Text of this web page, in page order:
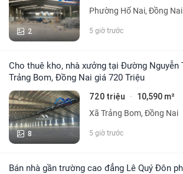
2
Phường Hố Nai, Đồng Nai
5 giờ trước
Cho thuê kho, nhà xưởng tại Đường Nguyễn Trãi, Trảng Bom,
Trảng Bom, Đồng Nai giá 720 Triệu
8
720 triệu · 10,590 m²
Xã Trảng Bom, Đồng Nai
5 giờ trước
Bán nhà gần trường cao đẳng Lê Quý Đôn phường Long Hưng